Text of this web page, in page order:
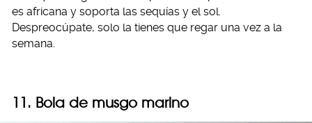
es africana y soporta las sequías y el sol.
Despreocúpate, solo la tienes que regar una vez a la
semana.
11. Bola de musgo marino